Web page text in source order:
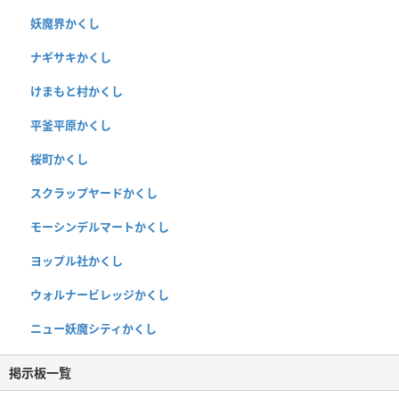
妖魔界かくし
ナギサキかくし
けまもと村かくし
平釜平原かくし
桜町かくし
スクラップヤードかくし
モーシンデルマートかくし
ヨップル社かくし
ウォルナービレッジかくし
ニュー妖魔シティかくし
掲示板一覧